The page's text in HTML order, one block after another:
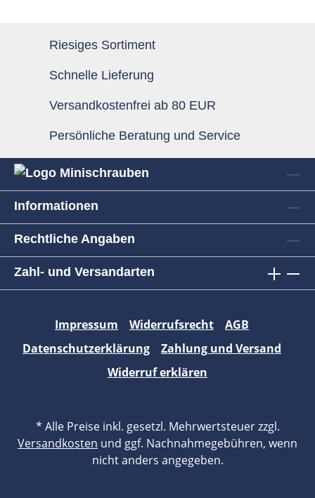
Riesiges Sortiment
Schnelle Lieferung
Versandkostenfrei ab 80 EUR
Persönliche Beratung und Service
Informationen
Rechtliche Angaben
Zahl- und Versandarten
Impressum Widerrufsrecht
AGB
Datenschutzerklärung
Zahlung und Versand
Widerruf erklären
* Alle Preise inkl. gesetzl. Mehrwertsteuer zzgl.
Versandkosten und ggf. Nachnahmegebühren, wenn
nicht anders angegeben.